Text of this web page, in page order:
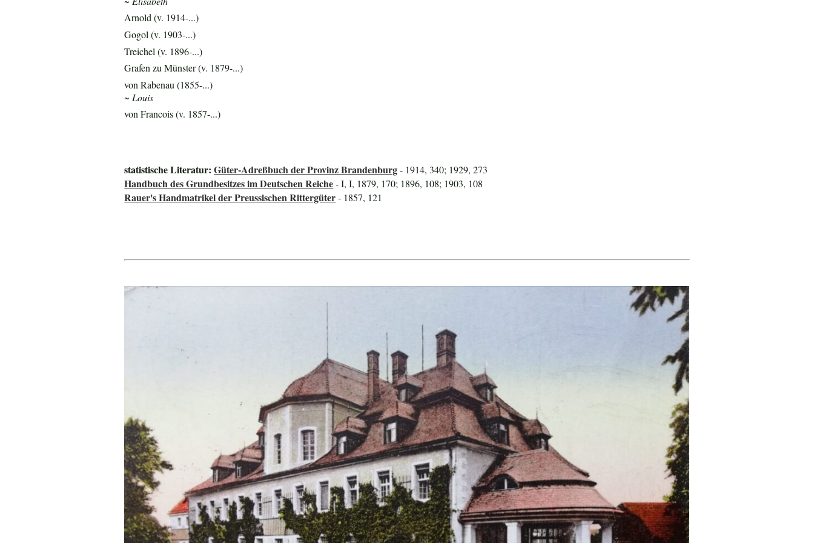
Arnold (v. 1914-...)
Gogol (v. 1903-...)
Treichel (v. 1896-...)
Grafen zu Münster (v. 1879-...)
von Rabenau (1855-...)
~ Louis
von Francois (v. 1857-...)
statistische Literatur:Güter-Adreßbuch der Provinz Brandenburg- 1914, 340; 1929, 273
Handbuch des Grundbesitzes im Deutschen Reiche- I, I, 1879, 170; 1896, 108; 1903, 108
Rauer's Handmatrikel der Preussischen Rittergüter- 1857, 121